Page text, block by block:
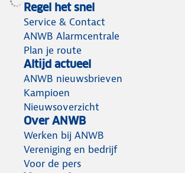
Regel het snel
Service & Contact
ANWB Alarmcentrale
Plan je route
Altijd actueel
ANWB nieuwsbrieven
Kampioen
Nieuwsoverzicht
Over ANWB
Werken bij ANWB
Vereniging en bedrijf
Voor de pers